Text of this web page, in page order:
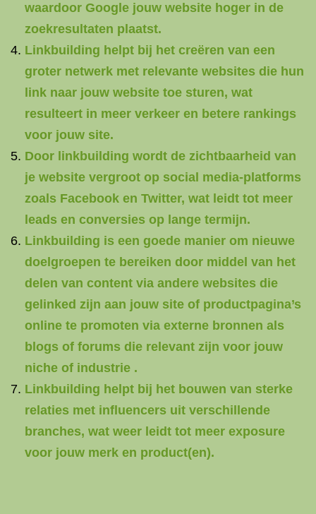
waardoor Google jouw website hoger in de
zoekresultaten plaatst.
Linkbuilding helpt bij het creëren van een
groter netwerk met relevante websites die hun
link naar jouw website toe sturen, wat
resulteert in meer verkeer en betere rankings
voor jouw site.
Door linkbuilding wordt de zichtbaarheid van
je website vergroot op social media-platforms
zoals Facebook en Twitter, wat leidt tot meer
leads en conversies op lange termijn.
Linkbuilding is een goede manier om nieuwe
doelgroepen te bereiken door middel van het
delen van content via andere websites die
gelinked zijn aan jouw site of productpagina’s
online te promoten via externe bronnen als
blogs of forums die relevant zijn voor jouw
niche of industrie .
Linkbuilding helpt bij het bouwen van sterke
relaties met influencers uit verschillende
branches, wat weer leidt tot meer exposure
voor jouw merk en product(en).